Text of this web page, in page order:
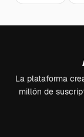
La plataforma
millón de